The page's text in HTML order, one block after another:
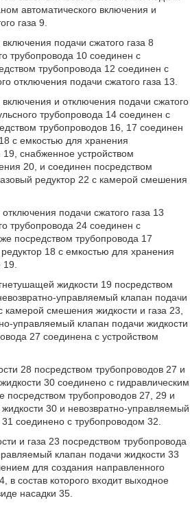
автоматического включения и
газа 9.
подачи сжатого газа 8
трубопровода 10 соединен с
трубопровода 12 соединен с
отключения подачи сжатого газа 13.
включения и отключения подачи сжатого
трубопровода 14 соединен с
трубопроводов 16, 17 соединен
с емкостью для хранения
снабженное устройством
20, и соединен посредством
редуктор 22 с камерой смешения
подачи сжатого газа 13
трубопровода 24 соединен с
посредством трубопровода 17
18 с емкостью для хранения
жидкости 19 посредством
управляемый клапан подачи
камерой смешения жидкости и газа 23,
управляемый клапан подачи жидкости
27 соединена с устройством
28 посредством трубопроводов 27 и
30 соединено с гидравлическим
посредством трубопроводов 27, 29 и
30 и невозвратно-управляемый
соединено с трубопроводом 32.
и газа 23 посредством трубопровода
клапан подачи жидкости 33
для создания направленного
в состав которого входит выходное
насадки 35.